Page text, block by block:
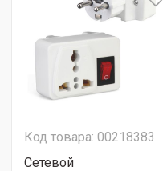
Код товара: 00218383
Сетевой